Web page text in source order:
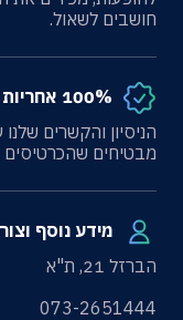
חושבים לשאול.
100% אחריות מבית החברה הגיאוגרפית
הניסיון והקשרים
מבטיחים שהכרטיסים שלכם
מידע נוסף
הברזל 21, ת"א
073-2651444